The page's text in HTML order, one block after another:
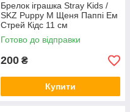
Брелок іграшка Stray Kids /
SKZ Puppy M Щеня Паппі Ем
Стрей Кідс 11 см
Готово до відправки
200 ₴
Купити